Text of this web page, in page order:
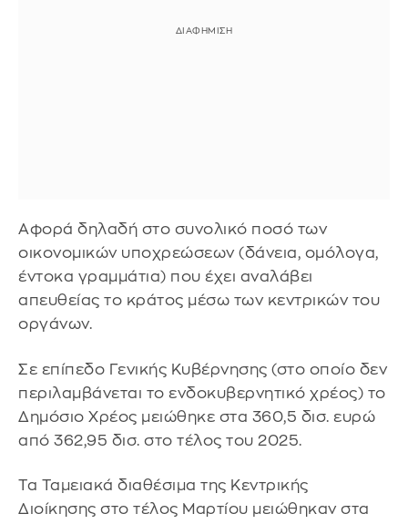
Αφορά δηλαδή στο συνολικό ποσό των
οικονομικών υποχρεώσεων (δάνεια, ομόλογα,
έντοκα γραμμάτια) που έχει αναλάβει
απευθείας το κράτος μέσω των κεντρικών του
οργάνων.
Σε επίπεδο Γενικής Κυβέρνησης (στο οποίο δεν
περιλαμβάνεται το ενδοκυβερνητικό χρέος) το
Δημόσιο Χρέος μειώθηκε στα 360,5 δισ. ευρώ
από 362,95 δισ. στο τέλος του 2025.
Τα Ταμειακά διαθέσιμα της Κεντρικής
Διοίκησης στο τέλος Μαρτίου μειώθηκαν στα